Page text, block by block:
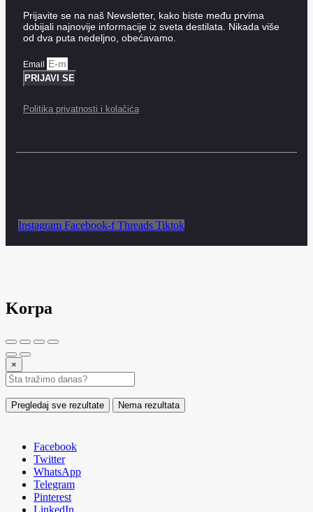
Prijavite se na naš Newsletter, kako biste među prvima
dobijali najnovije informacije iz sveta destilata. Nikada više
od dva puta nedeljno, obećavamo.
Email
PRIJAVI SE
Politika privatnosti i kolačića
Instagram Facebook-f Threads Tiktok
Korpa
×
Pregledaj sve rezultate Nema rezultata
Facebook
Twitter
WhatsApp
Telegram
Pinterest